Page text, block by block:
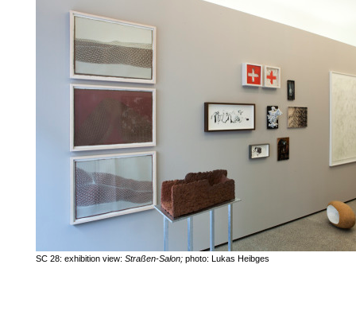
SC 28: exhibition view: Straßen-Salon; photo: Lukas Heibges